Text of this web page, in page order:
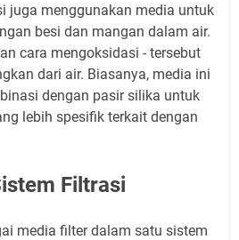
juga menggunakan media untuk
besi dan mangan dalam air.
cara mengoksidasi - tersebut
dari air. Biasanya, media ini
dengan pasir silika untuk
lebih spesifik terkait dengan
Filtrasi
media filter dalam satu sistem